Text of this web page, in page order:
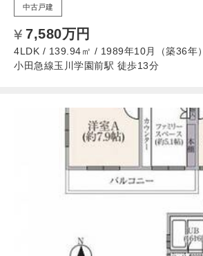
中古戸建
7,580万円
4LDK / 139.94㎡ / 1989年10月（築36年）
小田急線玉川学園前駅 徒歩13分